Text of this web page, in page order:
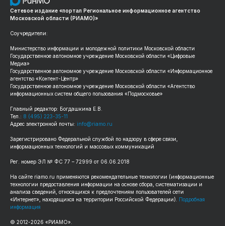
Сетевое издание «портал Региональное информационное агентство
Московской области (РИАМО)»
Соучредители:
Министерство информации и молодежной политики Московской области
Государственное автономное учреждение Московской области «Цифровые
Медиа»
Государственное автономное учреждение Московской области «Информационное
агентство «Контент-Центр»
Государственное автономное учреждение Московской области «Агентство
информационных систем общего пользования «Подмосковье»
Главный редактор: Богдашкина Е.В.
Тел.: 8 (495) 223-35-11
Адрес электронной почты: info@riamo.ru
Зарегистрировано Федеральной службой по надзору в сфере связи,
информационных технологий и массовых коммуникаций
Рег. номер ЭЛ № ФС 77 – 72999 от 06.06.2018
На сайте riamo.ru применяются рекомендательные технологии (информационные
технологии предоставления информации на основе сбора, систематизации и
анализа сведений, относящихся к предпочтениям пользователей сети
«Интернет», находящихся на территории Российской Федерации). Подробная
информация
© 2012-2026 «РИАМО».